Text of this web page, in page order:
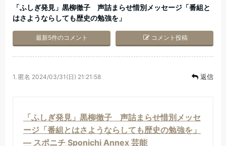
「ふしぎ発見」黒柳徹子 声詰まらせ惜別メッセージ「番組と
はさようならしても歴史の勉強を」
コメント投稿
最新5件のコメント
1. 匿名 2024/03/31(日) 21:21:58 返信
「ふしぎ発見」黒柳徹子 声詰まらせ惜別メッセ
ージ「番組とはさようならしても歴史の勉強を」
― スポニチ Sponichi Annex 芸能